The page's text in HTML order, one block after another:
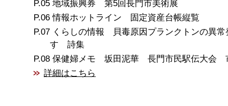
地域振興券 第5回長門市美術展
情報ホットライン 固定資産台帳縦覧
くらしの情報 貝毒原因プランクトンの異
すゞ詩集
保健婦メモ 坂田泥華 長門市民駅伝大会
詳細はこちら